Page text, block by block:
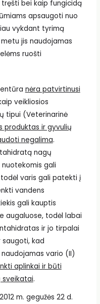
bei kaip fungicidą
apsaugoti nuo
vykdant tyrimą
jis naudojamas
ruošti
nėra patvirtinusi
veikliosios
tipui (Veterinarinė
produktas ir gyvulių
negalima.
nagų
nuotekomis gali
varis gali patekti į
vandens
gali kauptis
augaluose, todėl labai
ir jo tirpalai
kad
vario (II)
aplinkai ir būti
sveikatai.
m. gegužės 22 d.